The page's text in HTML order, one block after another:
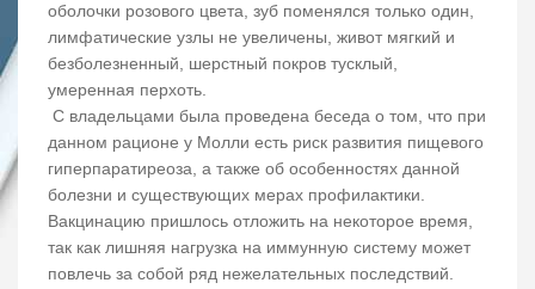
оболочки розового цвета, зуб поменялся только один,
лимфатические узлы не увеличены, живот мягкий и
безболезненный, шерстный покров тусклый,
умеренная перхоть.
С владельцами была проведена беседа о том, что при
данном рационе у Молли есть риск развития пищевого
гиперпаратиреоза, а также об особенностях данной
болезни и существующих мерах профилактики.
Вакцинацию пришлось отложить на некоторое время,
так как лишняя нагрузка на иммунную систему может
повлечь за собой ряд нежелательных последствий.